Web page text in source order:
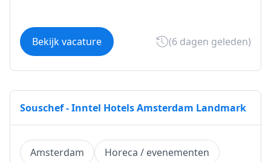
Bekijk vacature (6 dagen geleden)
Souschef - Inntel Hotels Amsterdam Landmark
Amsterdam
Horeca / evenementen